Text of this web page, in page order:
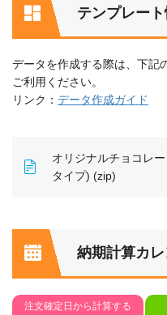
テンプレー
データを作成する際は、下記
ご利用ください。
リンク： データ作成ガイド
オリジナルチョコレ
タイプ) (zip)
納期計算カ
注文確定日から計算する